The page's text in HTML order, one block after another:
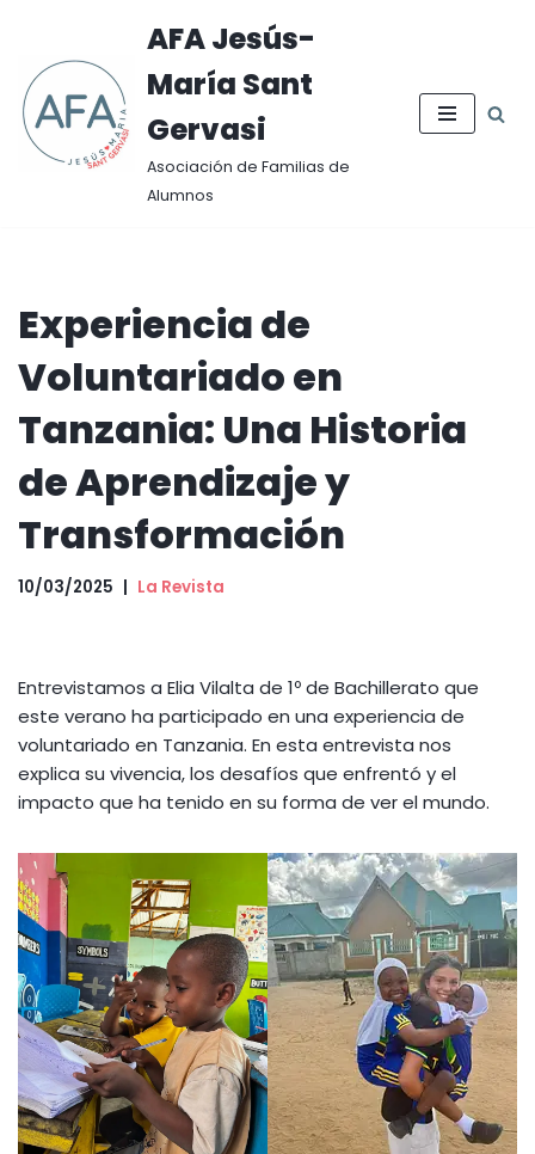
Saltar
al
contenido
AFA Jesús-
María Sant
Gervasi
Asociación de Familias de
Alumnos
Experiencia de
Voluntariado en
Tanzania: Una Historia
de Aprendizaje y
Transformación
10/03/2025 La Revista
Entrevistamos a Elia Vilalta de 1º de Bachillerato que
este verano ha participado en una experiencia de
voluntariado en Tanzania. En esta entrevista nos
explica su vivencia, los desafíos que enfrentó y el
impacto que ha tenido en su forma de ver el mundo.